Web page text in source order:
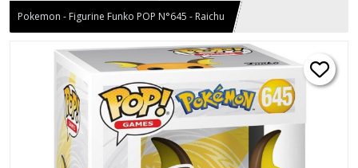
Pokemon - Figurine Funko POP N°645 - Raichu